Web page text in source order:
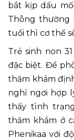
bắt kịp dấu
Thông thường
tuổi thì cơ thể
Trẻ sinh non
đặc biệt. Để
thăm khám
nghỉ ngơi hợp
thấy tình
thăm khám ở
Phenikaa với